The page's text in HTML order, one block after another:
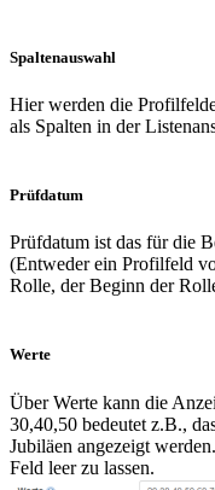
Spaltenauswahl
Hier werden die
als Spalten in der
Prüfdatum
Prüfdatum ist das für die
(Entweder ein Profilfeld
Rolle, der Beginn der
Werte
Über Werte kann die
30,40,50 bedeutet z.B.,
Jubiläen angezeigt
Feld leer zu lassen.